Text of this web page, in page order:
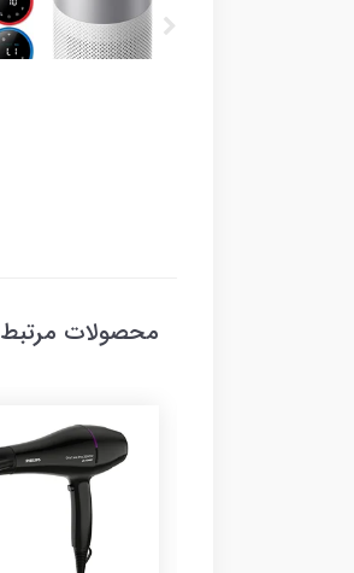
محصولات مرتبط